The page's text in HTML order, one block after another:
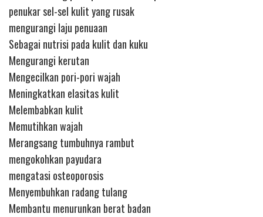
penukar sel-sel kulit yang rusak
mengurangi laju penuaan
Sebagai nutrisi pada kulit dan kuku
Mengurangi kerutan
Mengecilkan pori-pori wajah
Meningkatkan elasitas kulit
Melembabkan kulit
Memutihkan wajah
Merangsang tumbuhnya rambut
mengokohkan payudara
mengatasi osteoporosis
Menyembuhkan radang tulang
Membantu menurunkan berat badan